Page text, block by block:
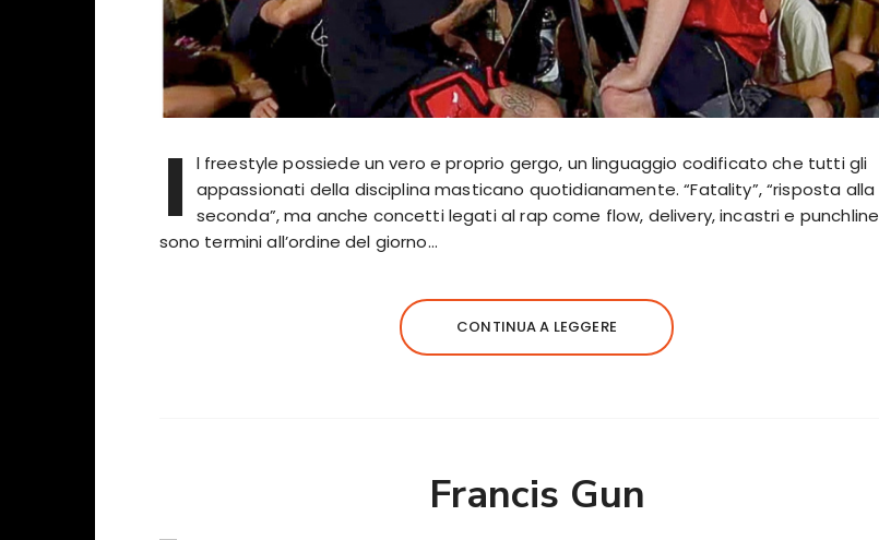
I
l freestyle possiede un vero e proprio gergo, un linguaggio codificato che tutti gli
appassionati della disciplina masticano quotidianamente. “Fatality”, “risposta alla
seconda”, ma anche concetti legati al rap come flow, delivery, incastri e punchline
sono termini all’ordine del giorno…
CONTINUA A LEGGERE
Francis Gun